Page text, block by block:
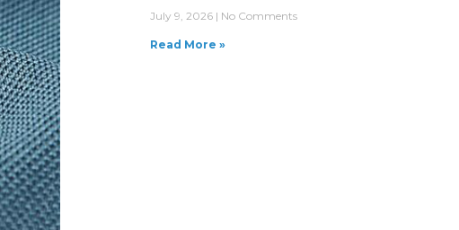
July 9, 2026 No Comments
Read More »